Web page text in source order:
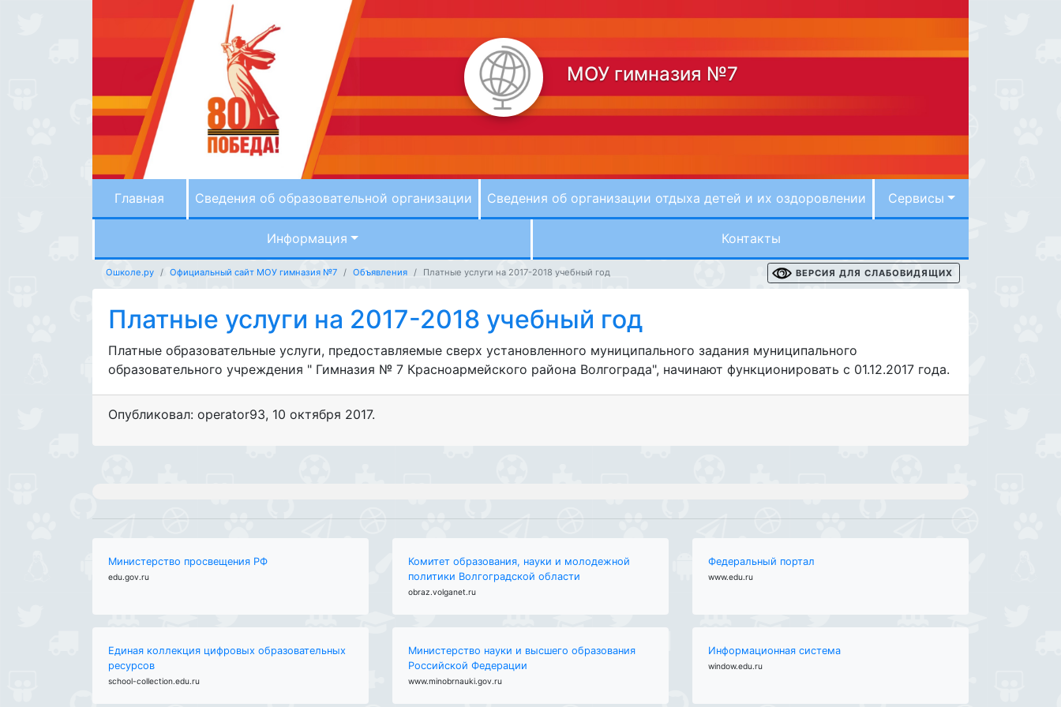
МОУ гимназия №7
Главная Сведения об образовательной организации Сведения об организации отдыха детей и их оздоровлении Сервисы
Информация Контакты
Ошколе.ру Официальный сайт МОУ гимназия №7 Объявления Платные услуги на 2017-2018 учебный год ВЕРСИЯ ДЛЯ СЛАБОВИДЯЩИХ
Платные услуги на 2017-2018 учебный год
Платные образовательные услуги, предоставляемые сверх установленного муниципального задания муниципального
образовательного учреждения " Гимназия № 7 Красноармейского района Волгограда", начинают функционировать с 01.12.2017 года.
Опубликовал: operator93, 10 октября 2017.
Министерство просвещения РФ
edu.gov.ru
Комитет образования, науки и молодежной
политики Волгоградской области
obraz.volganet.ru
Федеральный портал
www.edu.ru
Единая коллекция цифровых образовательных
ресурсов
school-collection.edu.ru
Министерство науки и высшего образования
Российской Федерации
www.minobrnauki.gov.ru
Информационная система
window.edu.ru